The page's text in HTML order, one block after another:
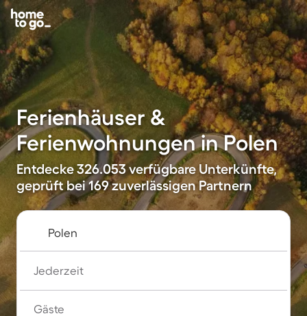
Ferienhäuser &
Ferienwohnungen in Polen
Entdecke 326.053 verfügbare Unterkünfte,
geprüft bei 169 zuverlässigen Partnern
Jederzeit
Gäste